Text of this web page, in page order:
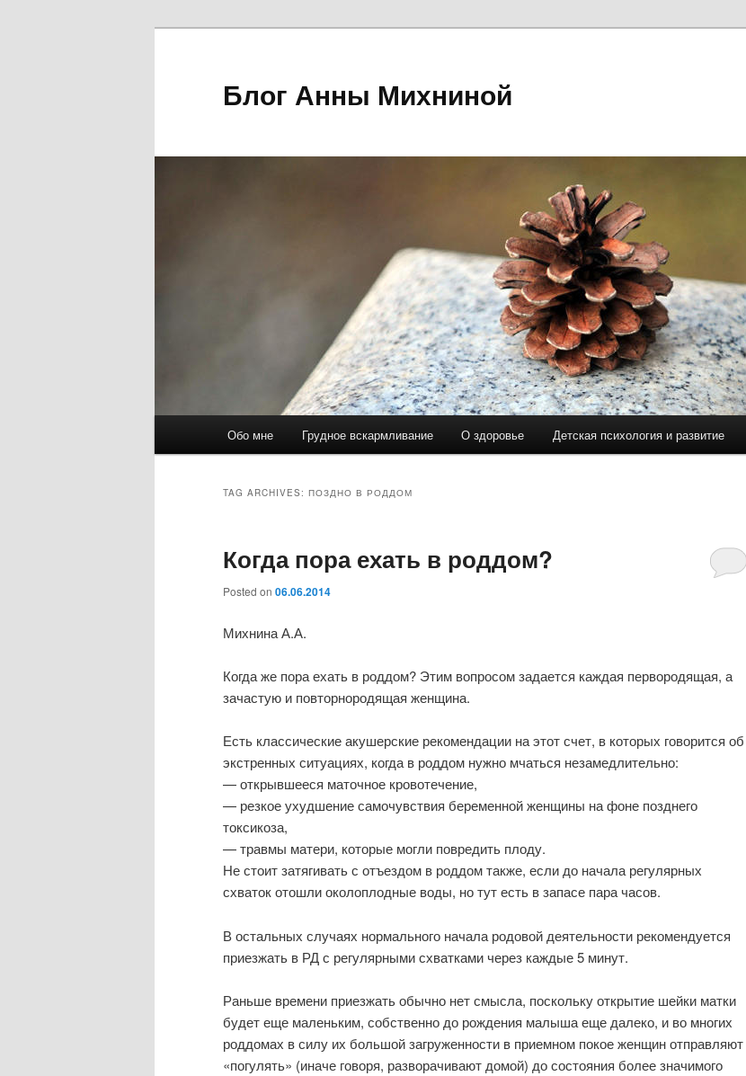
Блог Анны Михниной
Skip
content
Skip
content
Обо мне Грудное вскармливание О здоровье Детская психология и развитие
TAG ARCHIVES: ПОЗДНО В РОДДОМ
Когда пора ехать в роддом?
Posted on 06.06.2014
Михнина А.А.
Когда же пора ехать в роддом? Этим вопросом задается каждая первородящая, а
зачастую и повторнородящая женщина.
Есть классические акушерские рекомендации на этот счет, в которых говорится об
экстренных ситуациях, когда в роддом нужно мчаться незамедлительно:
— открывшееся маточное кровотечение,
— резкое ухудшение самочувствия беременной женщины на фоне позднего
токсикоза,
— травмы матери, которые могли повредить плоду.
Не стоит затягивать с отъездом в роддом также, если до начала регулярных
схваток отошли околоплодные воды, но тут есть в запасе пара часов.
В остальных случаях нормального начала родовой деятельности рекомендуется
приезжать в РД с регулярными схватками через каждые 5 минут.
Раньше времени приезжать обычно нет смысла, поскольку открытие шейки матки
будет еще маленьким, собственно до рождения малыша еще далеко, и во многих
роддомах в силу их большой загруженности в приемном покое женщин отправляют
«погулять» (иначе говоря, разворачивают домой) до состояния более значимого